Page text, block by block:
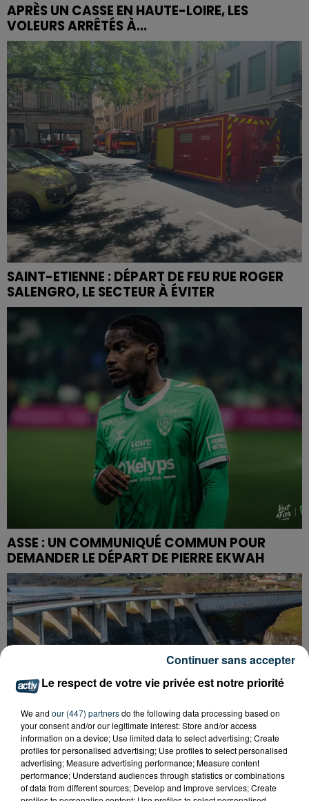
APRÈS UN CASSE EN HAUTE-LOIRE, LES
VOLEURS ARRÊTÉS À...
SAINT-ETIENNE : DÉPART DE FEU RUE ROGER
SALENGRO, LE SECTEUR À ÉVITER
ASSE : UN COMMUNIQUÉ COMMUN POUR
DEMANDER LE DÉPART DE PIERRE EKWAH
Le respect de votre vie privée est notre priorité
We and our (447) partnersdo the following data processing based on
your consent and/or our legitimate interest: Store and/or access
information on a device; Use limited data to select advertising; Create
profiles for personalised advertising; Use profiles to select personalised
advertising; Measure advertising performance; Measure content
performance; Understand audiences through statistics or combinations
of data from different sources; Develop and improve services; Create
Continuer sans accepter